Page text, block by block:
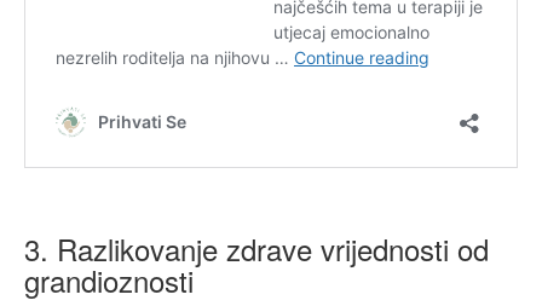
3. Razlikovanje zdrave vrijednosti od
grandioznosti